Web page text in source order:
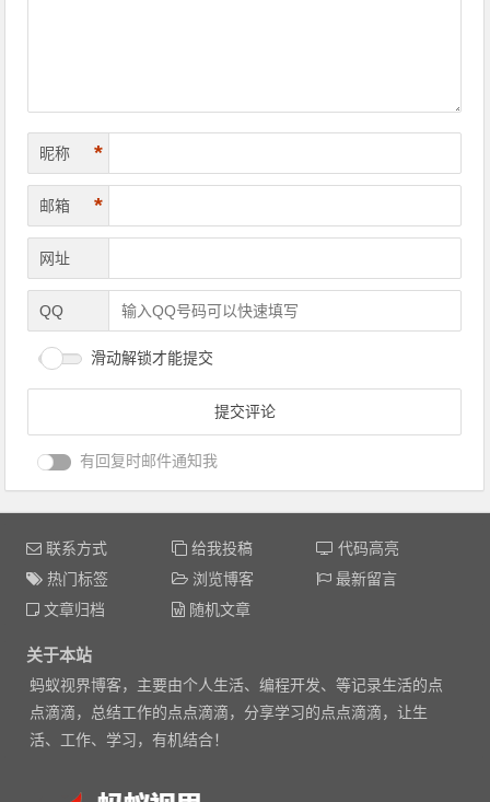
昵称 *
邮箱 *
网址
QQ
滑动解锁才能提交
有回复时邮件通知我
联系方式 给我投稿
代码高亮
热门标签
浏览博客
最新留言
文章归档
随机文章
关于本站
蚂蚁视界博客，主要由个人生活、编程开发、等记录生活的点
点滴滴，总结工作的点点滴滴，分享学习的点点滴滴，让生
活、工作、学习，有机结合！